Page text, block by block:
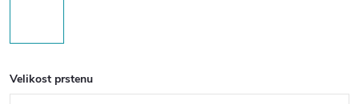
Velikost prstenu